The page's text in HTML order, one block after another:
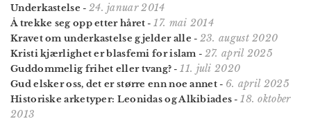
Underkastelse - 24. januar 2014
Å trekke seg opp etter håret -17. mai 2014
Kravet om underkastelse gjelder alle - 23. august 2020
Kristi kjærlighet er blasfemi for islam - 27. april 2025
Guddommelig frihet eller tvang? -11. juli 2020
Gud elsker oss, det er større enn noe annet- 6. april 2025
Historiske arketyper: Leonidas og Alkibiades -18. oktober
2013